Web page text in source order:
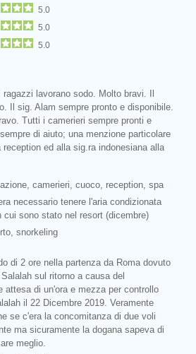
5.0
5.0
5.0
lavorano sodo. Molto bravi. Il
Il sig. Alam sempre pronto e disponibile.
Tutti i camerieri sempre pronti e
di aiuto; una menzione particolare
ed alla sig.ra indonesiana alla
camerieri, cuoco, reception, spa
necessario tenere l'aria condizionata
cui sono stato nel resort (dicembre)
snorkeling
di 2 ore nella partenza da Roma dovuto
sul ritorno a causa del
attesa di un'ora e mezza per controllo
il 22 Dicembre 2019. Veramente
se c'era la concomitanza di due voli
ma sicuramente la dogana sapeva di
meglio.